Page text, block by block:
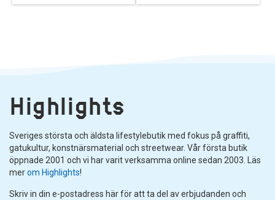
Highlights
Sveriges största och äldsta lifestylebutik med fokus på graffiti,
gatukultur, konstnärsmaterial och streetwear. Vår första butik
öppnade 2001 och vi har varit verksamma online sedan 2003. Läs
merom Highlights!
Skriv in din e-postadress här för att ta del av erbjudanden och